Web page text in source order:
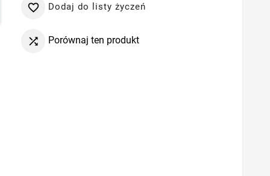
 Dodaj do listy życzeń
 Porównaj ten produkt